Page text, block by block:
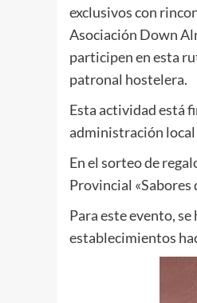
exclusivos con
Asociación Down
participen en esta
patronal hostelera.
Esta actividad está
administración local
En el sorteo de
Provincial «Sabores
Para este evento,
establecimientos